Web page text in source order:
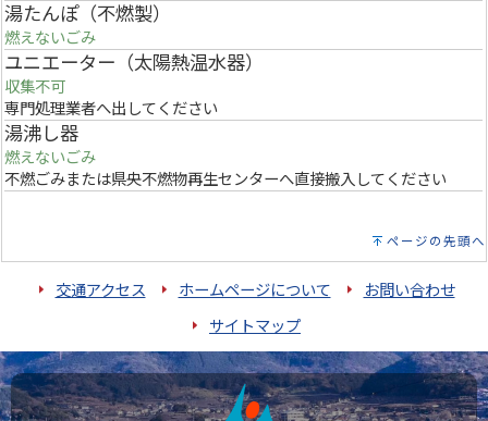
湯たんぽ（不燃製）
燃えないごみ
ユニエーター（太陽熱温水器）
収集不可
専門処理業者へ出してください
湯沸し器
燃えないごみ
不燃ごみまたは県央不燃物再生センターへ直接搬入してください
ページの先頭へ
交通アクセス ホームページについて
お問い合わせ
サイトマップ